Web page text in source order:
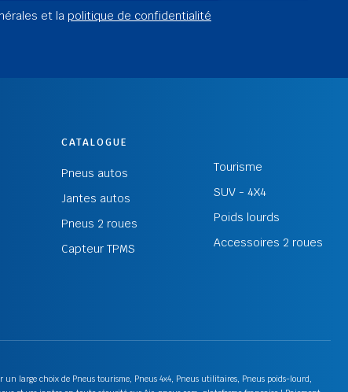
et la politique de confidentialité
CATALOGUE
Pneus autos
Jantes autos
Pneus 2 roues
Capteur TPMS
Tourisme
SUV - 4X4
Poids lourds
Accessoires 2 roues
large choix de Pneus tourisme, Pneus 4x4, Pneus utilitaires, Pneus poids-lourd,